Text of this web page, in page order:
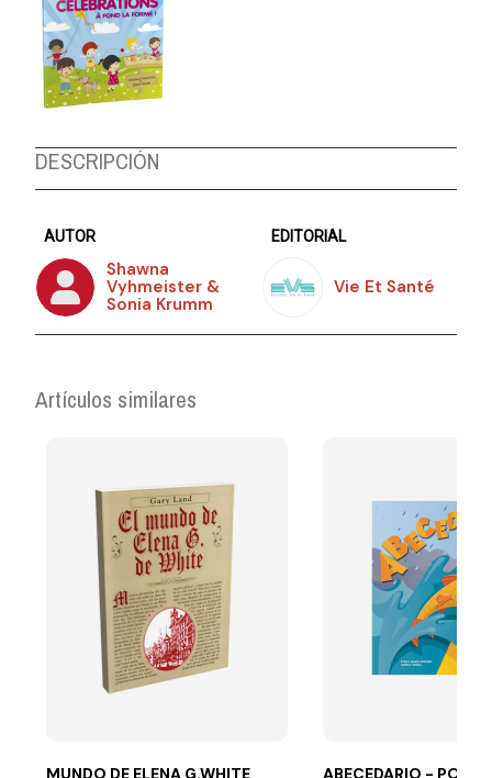
DESCRIPCIÓN
AUTOR
Shawna
Vyhmeister &
Sonia Krumm
EDITORIAL
Vie Et Santé
Artículos similares
MUNDO DE ELENA G.WHITE ABECEDARIO - POP